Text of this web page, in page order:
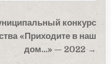
конкурс
«Приходите в наш
дом…» — 2022 →